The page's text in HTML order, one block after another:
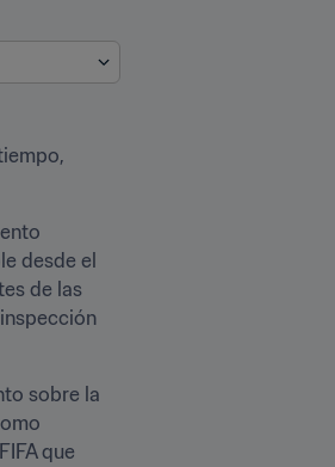
desde el
de las
sobre la
que